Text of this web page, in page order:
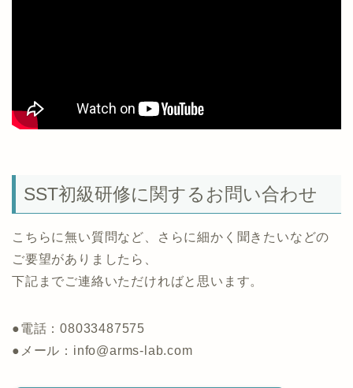
SST初級研修に関するお問い合わせ
こちらに無い質問など、さらに細かく聞きたいなどの
ご要望がありましたら、
下記までご連絡いただければと思います。
●電話：08033487575
●メール：info@arms-lab.com